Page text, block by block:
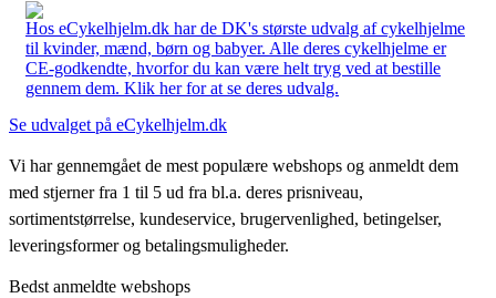
Hos eCykelhjelm.dk har de DK's største udvalg af cykelhjelme
til kvinder, mænd, børn og babyer. Alle deres cykelhjelme er
CE-godkendte, hvorfor du kan være helt tryg ved at bestille
gennem dem. Klik her for at se deres udvalg.
Se udvalget på eCykelhjelm.dk
Vi har gennemgået de mest populære webshops og anmeldt dem
med stjerner fra 1 til 5 ud fra bl.a. deres prisniveau,
sortimentstørrelse, kundeservice, brugervenlighed, betingelser,
leveringsformer og betalingsmuligheder.
Bedst anmeldte webshops